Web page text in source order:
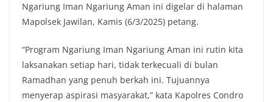
Ngariung Iman Ngariung Aman ini digelar di halaman
Mapolsek Jawilan, Kamis (6/3/2025) petang.
“Program Ngariung Iman Ngariung Aman ini rutin kita
laksanakan setiap hari, tidak terkecuali di bulan
Ramadhan yang penuh berkah ini. Tujuannya
menyerap aspirasi masyarakat,” kata Kapolres Condro